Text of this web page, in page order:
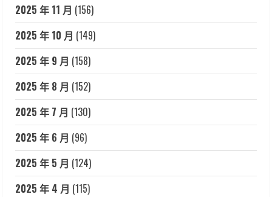
2025 年 11 月 (156)
2025 年 10 月 (149)
2025 年 9 月 (158)
2025 年 8 月 (152)
2025 年 7 月 (130)
2025 年 6 月 (96)
2025 年 5 月 (124)
2025 年 4 月 (115)